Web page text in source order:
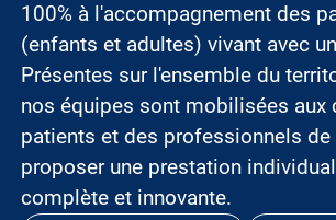
100% à l'accompagnement des
(enfants et adultes) vivant avec
Présentes sur l'ensemble du
nos équipes sont mobilisées aux
patients et des professionnels de
proposer une prestation
complète et innovante.